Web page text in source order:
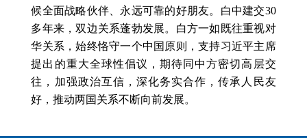
候全面战略伙伴、永远可靠的好朋友。白中建交30
多年来，双边关系蓬勃发展。白方一如既往重视对
华关系，始终恪守一个中国原则，支持习近平主席
提出的重大全球性倡议，期待同中方密切高层交
往，加强政治互信，深化务实合作，传承人民友
好，推动两国关系不断向前发展。